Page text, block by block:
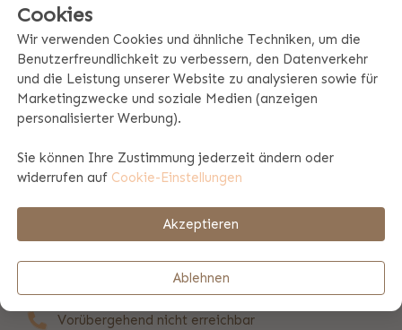
Produktspezifikationen
REVIEWS (368)
Vorübergehend nicht erreichbar
Cookies
Wir verwenden Cookies und ähnliche Techniken, um die
Benutzerfreundlichkeit zu verbessern, den Datenverkehr
und die Leistung unserer Website zu analysieren sowie für
Marketingzwecke und soziale Medien (anzeigen
personalisierter Werbung).
Sie können Ihre Zustimmung jederzeit ändern oder
widerrufen auf Cookie-Einstellungen
Akzeptieren
Ablehnen